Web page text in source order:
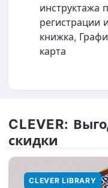
инструктажа
регистрации
книжка,
карта
CLEVER:
скидки
CLEVER LIBRARY